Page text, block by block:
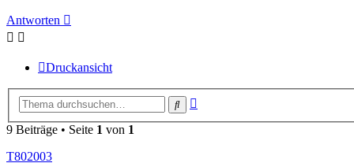
Antworten
Druckansicht
Suche
9 Beiträge • Seite 1 von 1
T802003